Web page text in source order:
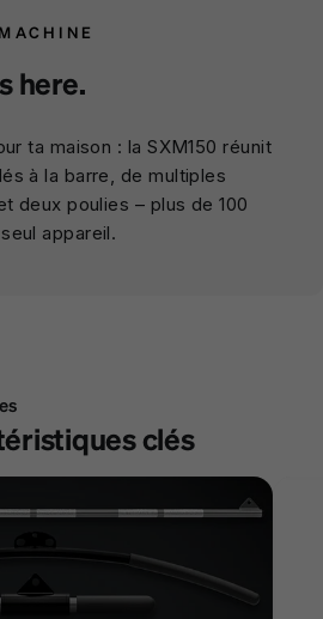
here.
ta maison : la SXM150 réunit
à la barre, de multiples
deux poulies – plus de 100
appareil.
clés